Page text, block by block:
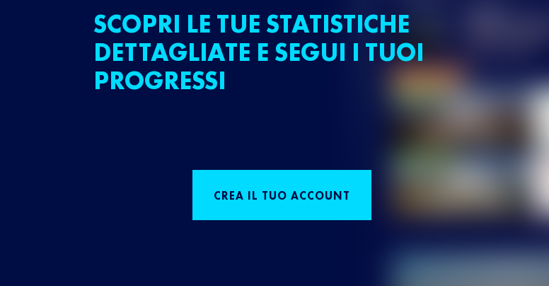
SCOPRI LE TUE STATISTICHE
DETTAGLIATE E SEGUI I TUOI
PROGRESSI
CREA IL TUO ACCOUNT